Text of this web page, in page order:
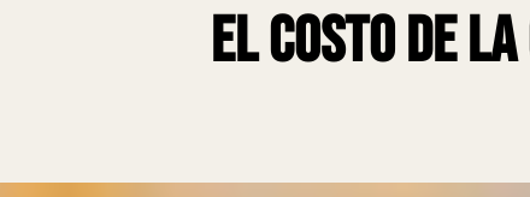
El costo de